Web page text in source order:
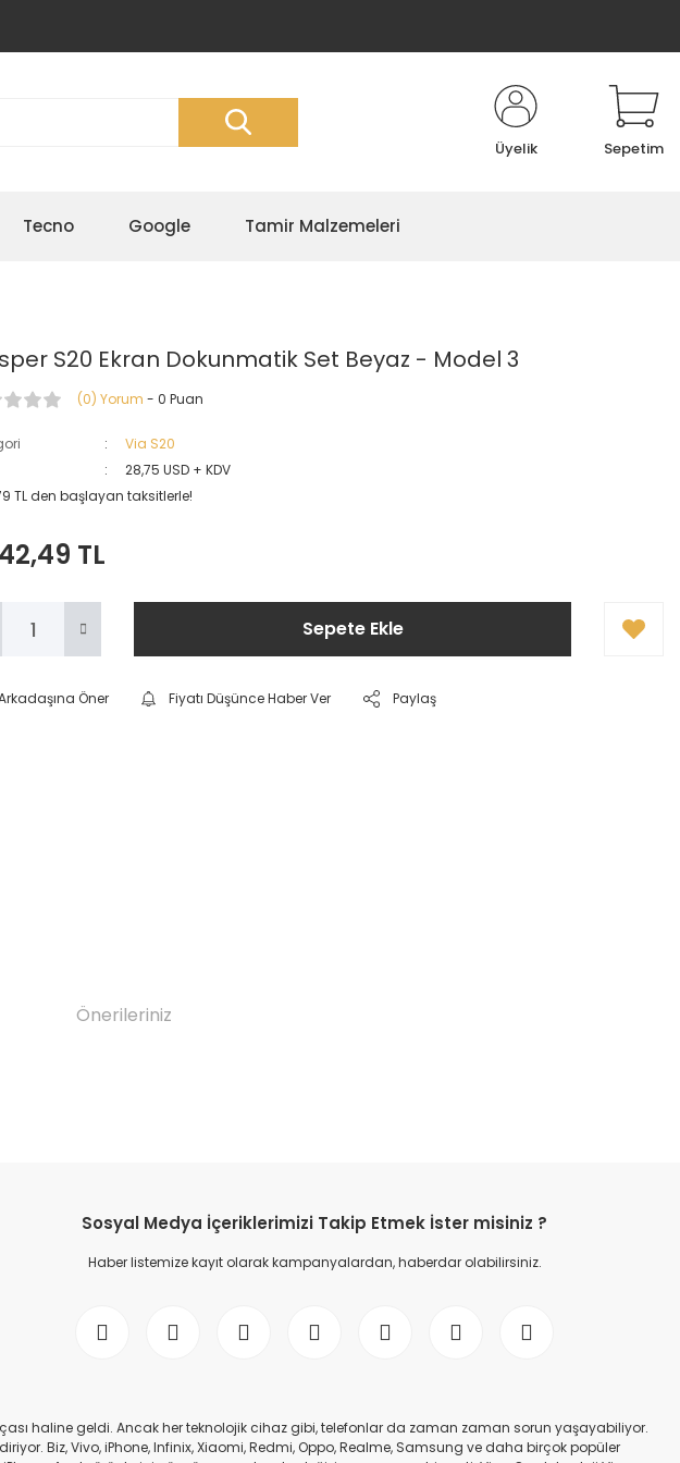
Üyelik Sepetim
Tecno Google Tamir Malzemeleri
S20 Ekran Dokunmatik Set Beyaz - Model 3
(0) Yorum - 0 Puan
Via S20
28,75 USD + KDV
TL den başlayan taksitlerle!
TL
Sepete Ekle
Öner Fiyatı Düşünce Haber Ver Paylaş
Önerileriniz
Sosyal Medya İçeriklerimizi Takip Etmek İster misiniz ?
Haber listemize kayıt olarak kampanyalardan, haberdar olabilirsiniz.
haline geldi. Ancak her teknolojik cihaz gibi, telefonlar da zaman zaman sorun yaşayabiliyor.
Biz, Vivo, iPhone, Infinix, Xiaomi, Redmi, Oppo, Realme, Samsung ve daha birçok popüler